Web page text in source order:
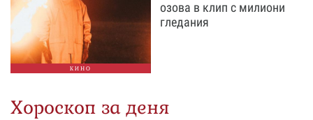
КИНО
озова в клип с милиони
гледания
Хороскоп за деня